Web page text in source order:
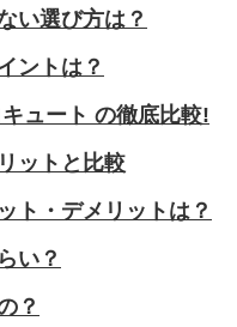
い選び方は？
ントは？
ュート の徹底比較!
ットと比較
ト・デメリットは？
い？
？